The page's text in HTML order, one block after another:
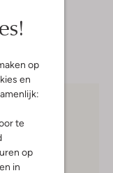
op
en
te
op
in